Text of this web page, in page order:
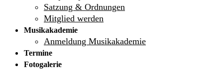
Satzung & Ordnungen
Mitglied werden
Musikakademie
Anmeldung Musikakademie
Termine
Fotogalerie